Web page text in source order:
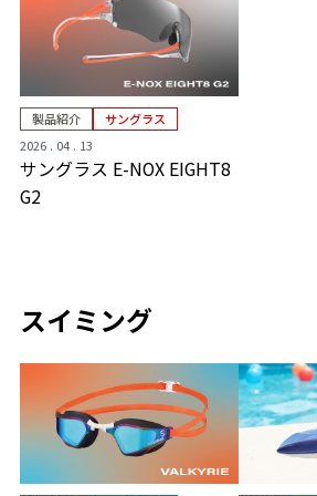
製品紹介
サングラス
2026 . 04 . 13
サングラス E-NOX EIGHT8
G2
スイミング